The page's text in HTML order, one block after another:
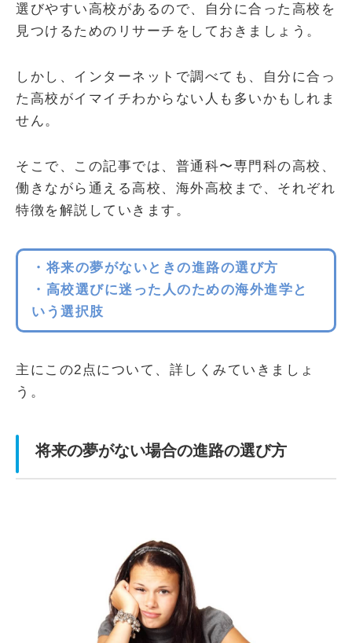
選びやすい高校があるので、自分に合った高校を
見つけるためのリサーチをしておきましょう。
しかし、インターネットで調べても、自分に合っ
た高校がイマイチわからない人も多いかもしれま
せん。
そこで、この記事では、普通科〜専門科の高校、
働きながら通える高校、海外高校まで、それぞれ
特徴を解説していきます。
・将来の夢がないときの進路の選び方
・高校選びに迷った人のための海外進学と
いう選択肢
主にこの2点について、詳しくみていきましょ
う。
将来の夢がない場合の進路の選び方